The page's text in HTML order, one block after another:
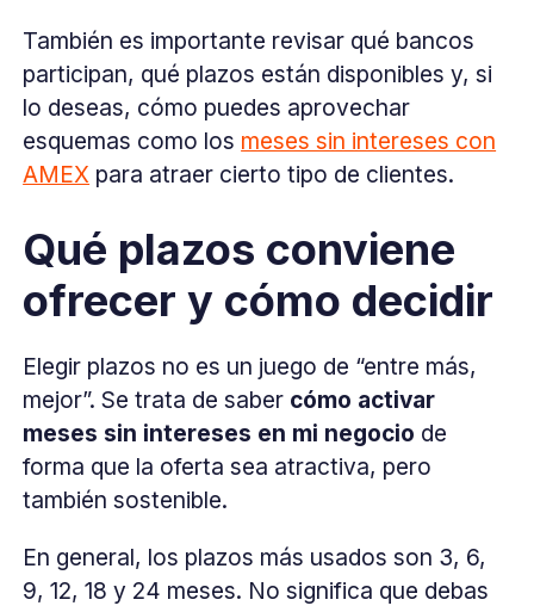
También es importante revisar qué bancos
participan, qué plazos están disponibles y, si
lo deseas, cómo puedes aprovechar
esquemas como los meses sin intereses con
AMEX para atraer cierto tipo de clientes.
Qué plazos conviene
ofrecer y cómo decidir
Elegir plazos no es un juego de “entre más,
mejor”. Se trata de saber cómo activar
meses sin intereses en mi negocio de
forma que la oferta sea atractiva, pero
también sostenible.
En general, los plazos más usados son 3, 6,
9, 12, 18 y 24 meses. No significa que debas